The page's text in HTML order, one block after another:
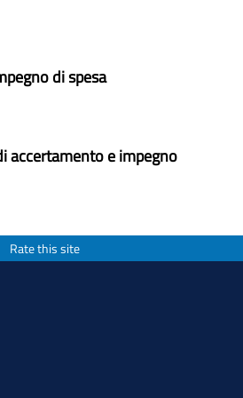
di spesa
accertamento e impegno
Rate this site